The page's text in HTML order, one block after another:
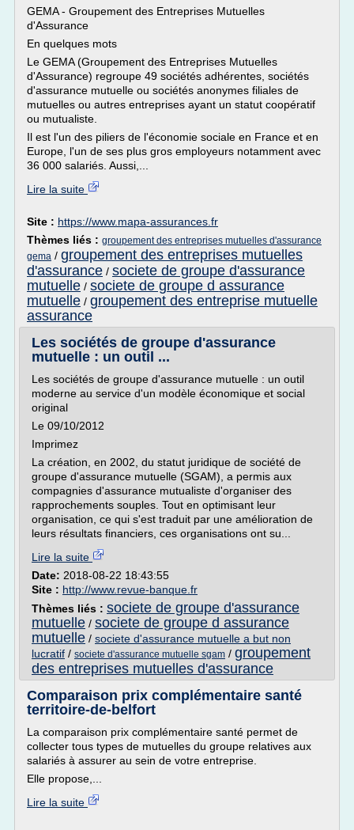
GEMA - Groupement des Entreprises Mutuelles
d'Assurance
En quelques mots
Le GEMA (Groupement des Entreprises Mutuelles
d'Assurance) regroupe 49 sociétés adhérentes, sociétés
d'assurance mutuelle ou sociétés anonymes filiales de
mutuelles ou autres entreprises ayant un statut coopératif
ou mutualiste.
Il est l'un des piliers de l'économie sociale en France et en
Europe, l'un de ses plus gros employeurs notamment avec
36 000 salariés. Aussi,...
Lire la suite
Site : https://www.mapa-assurances.fr
Thèmes liés : groupement des entreprises mutuelles d'assurance
gema / groupement des entreprises mutuelles
d'assurance / societe de groupe d'assurance
mutuelle / societe de groupe d assurance
mutuelle / groupement des entreprise mutuelle
assurance
Les sociétés de groupe d'assurance
mutuelle : un outil ...
Les sociétés de groupe d'assurance mutuelle : un outil
moderne au service d'un modèle économique et social
original
Le 09/10/2012
Imprimez
La création, en 2002, du statut juridique de société de
groupe d'assurance mutuelle (SGAM), a permis aux
compagnies d'assurance mutualiste d'organiser des
rapprochements souples. Tout en optimisant leur
organisation, ce qui s'est traduit par une amélioration de
leurs résultats financiers, ces organisations ont su...
Lire la suite
Date: 2018-08-22 18:43:55
Site : http://www.revue-banque.fr
Thèmes liés : societe de groupe d'assurance
mutuelle / societe de groupe d assurance
mutuelle / societe d'assurance mutuelle a but non
lucratif / societe d'assurance mutuelle sgam / groupement
des entreprises mutuelles d'assurance
Comparaison prix complémentaire santé
territoire-de-belfort
La comparaison prix complémentaire santé permet de
collecter tous types de mutuelles du groupe relatives aux
salariés à assurer au sein de votre entreprise.
Elle propose,...
Lire la suite